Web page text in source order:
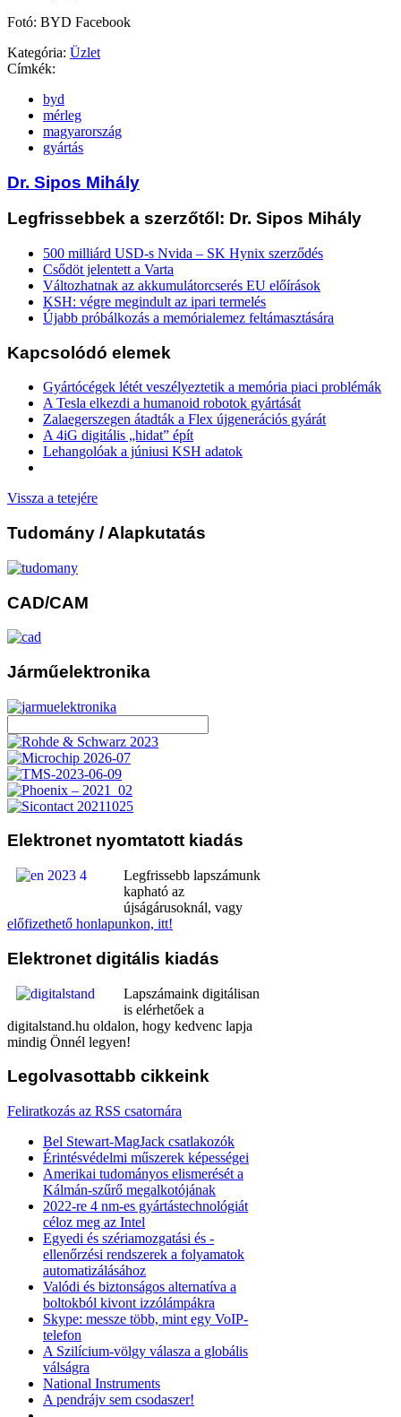
Fotó: BYD Facebook
Kategória: Üzlet
Címkék:
byd
mérleg
magyarország
gyártás
Dr. Sipos Mihály
Legfrissebbek a szerzőtől: Dr. Sipos Mihály
500 milliárd USD-s Nvida – SK Hynix szerződés
Csődöt jelentett a Varta
Változhatnak az akkumulátorcserés EU előírások
KSH: végre megindult az ipari termelés
Újabb próbálkozás a memórialemez feltámasztására
Kapcsolódó elemek
Gyártócégek létét veszélyeztetik a memória piaci problémák
A Tesla elkezdi a humanoid robotok gyártását
Zalaegerszegen átadták a Flex újgenerációs gyárát
A 4iG digitális „hidat” épít
Lehangolóak a júniusi KSH adatok
Vissza a tetejére
Tudomány / Alapkutatás
CAD/CAM
Járműelektronika
Elektronet nyomtatott kiadás
Legfrissebb lapszámunk
kapható az
újságárusoknál, vagy
előfizethető honlapunkon, itt!
Elektronet digitális kiadás
Lapszámaink digitálisan
is elérhetőek a
digitalstand.hu oldalon, hogy kedvenc lapja
mindig Önnél legyen!
Legolvasottabb cikkeink
Feliratkozás az RSS csatornára
Bel Stewart-MagJack csatlakozók
Érintésvédelmi műszerek képességei
Amerikai tudományos elismerését a
Kálmán-szűrő megalkotójának
2022-re 4 nm-es gyártástechnológiát
céloz meg az Intel
Egyedi és szériamozgatási és -
ellenőrzési rendszerek a folyamatok
automatizálásához
Valódi és biztonságos alternatíva a
boltokból kivont izzólámpákra
Skype: messze több, mint egy VoIP-
telefon
A Szilícium-völgy válasza a globális
válságra
National Instruments
A pendrájv sem csodaszer!